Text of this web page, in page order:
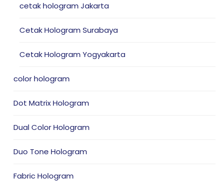
cetak hologram Jakarta
Cetak Hologram Surabaya
Cetak Hologram Yogyakarta
color hologram
Dot Matrix Hologram
Dual Color Hologram
Duo Tone Hologram
Fabric Hologram